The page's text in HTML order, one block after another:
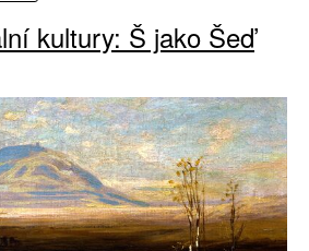
kultury: Š jako Šeď